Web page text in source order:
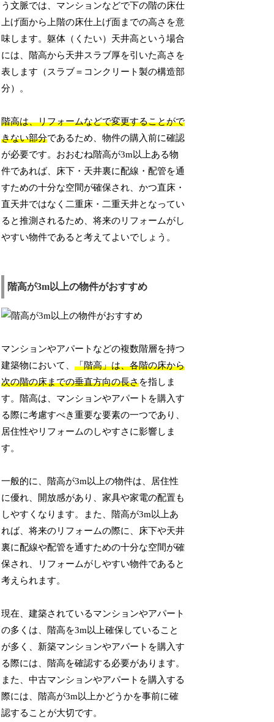
う文脈では、マンションなどで下の階の床仕
上げ面から上階の床仕上げ面までの高さを意
味します。躯体（くたい）天井高という場合
には、階高から天井スラブ厚を引いた高さを
表します（スラブ＝コンクリート製の構造部
分）。
階高は、リフォームなどで変更することがで
きない部分であるため、物件の購入前に確認
が必要です。おおむね階高が3m以上ある物
件であれば、床下・天井裏に配線・配管を通
すための十分な空間が確保され、かつ直床・
直天井ではなく二重床・二重天井となってい
ると推測されるため、将来のリフォームがし
やすい物件であると考えてよいでしょう。
階高が3m以上の物件がおすすめ
マンションやアパートなどの複数階層を持つ
建築物において、「階高」は、各階の床から
次の階の床までの垂直方向の長さを指しま
す。階高は、マンションやアパートを購入す
る際に考慮すべき重要な要素の一つであり、
居住性やリフォームのしやすさに影響しま
す。
一般的に、階高が3m以上の物件は、居住性
に優れ、開放感があり、家具や家電の配置も
しやすくなります。また、階高が3m以上あ
れば、将来のリフォームの際に、床下や天井
裏に配線や配管を通すための十分な空間が確
保され、リフォームがしやすい物件であると
考えられます。
現在、建築されているマンションやアパート
の多くは、階高を3m以上確保していること
が多く、新築マンションやアパートを購入す
る際には、階高を確認する必要があります。
また、中古マンションやアパートを購入する
際には、階高が3m以上かどうかを事前に確
認することが大切です。